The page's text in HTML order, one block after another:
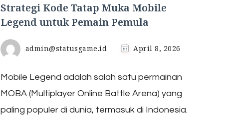
Strategi Kode Tatap Muka Mobile
Legend untuk Pemain Pemula
admin@statusgame.id April 8, 2026
Mobile Legend adalah salah satu permainan
MOBA (Multiplayer Online Battle Arena) yang
paling populer di dunia, termasuk di Indonesia.